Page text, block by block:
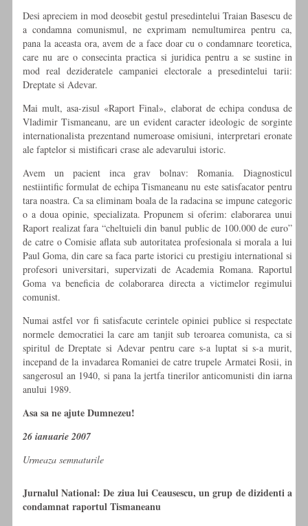
Desi apreciem in mod deosebit gestul presedintelui Traian Basescu de
a condamna comunismul, ne exprimam nemultumirea pentru ca,
pana la aceasta ora, avem de a face doar cu o condamnare teoretica,
care nu are o consecinta practica si juridica pentru a se sustine in
mod real dezideratele campaniei electorale a presedintelui tarii:
Dreptate si Adevar.
Mai mult, asa-zisul «Raport Final», elaborat de echipa condusa de
Vladimir Tismaneanu, are un evident caracter ideologic de sorginte
internationalista prezentand numeroase omisiuni, interpretari eronate
ale faptelor si mistificari crase ale adevarului istoric.
Avem un pacient inca grav bolnav: Romania. Diagnosticul
nestiintific formulat de echipa Tismaneanu nu este satisfacator pentru
tara noastra. Ca sa eliminam boala de la radacina se impune categoric
o a doua opinie, specializata. Propunem si oferim: elaborarea unui
Raport realizat fara “cheltuieli din banul public de 100.000 de euro”
de catre o Comisie aflata sub autoritatea profesionala si morala a lui
Paul Goma, din care sa faca parte istorici cu prestigiu international si
profesori universitari, supervizati de Academia Romana. Raportul
Goma va beneficia de colaborarea directa a victimelor regimului
comunist.
Numai astfel vor fi satisfacute cerintele opiniei publice si respectate
normele democratiei la care am tanjit sub teroarea comunista, ca si
spiritul de Dreptate si Adevar pentru care s-a luptat si s-a murit,
incepand de la invadarea Romaniei de catre trupele Armatei Rosii, in
sangerosul an 1940, si pana la jertfa tinerilor anticomunisti din iarna
anului 1989.
Asa sa ne ajute Dumnezeu!
26 ianuarie 2007
Urmeaza semnaturile
Jurnalul National: De ziua lui Ceausescu, un grup de dizidenti a
condamnat raportul Tismaneanu